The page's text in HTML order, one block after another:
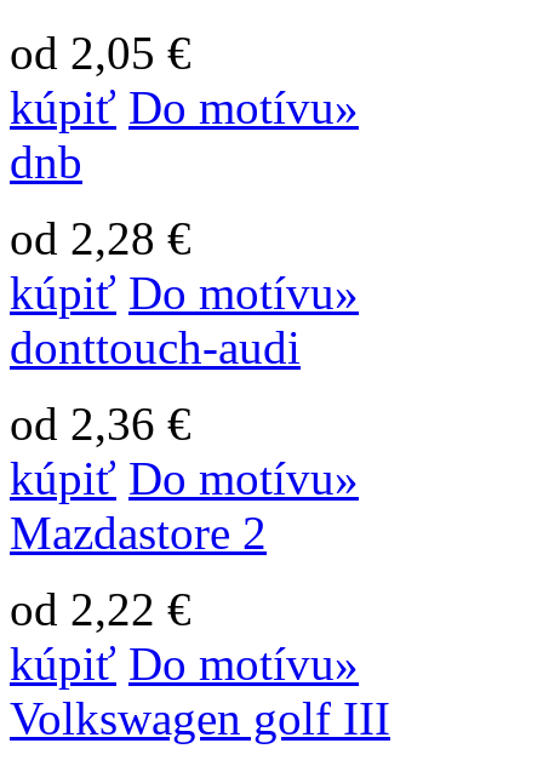
od 2,05 €
kúpiť Do motívu»
dnb
od 2,28 €
kúpiť Do motívu»
donttouch-audi
od 2,36 €
kúpiť Do motívu»
Mazdastore 2
od 2,22 €
kúpiť Do motívu»
Volkswagen golf III